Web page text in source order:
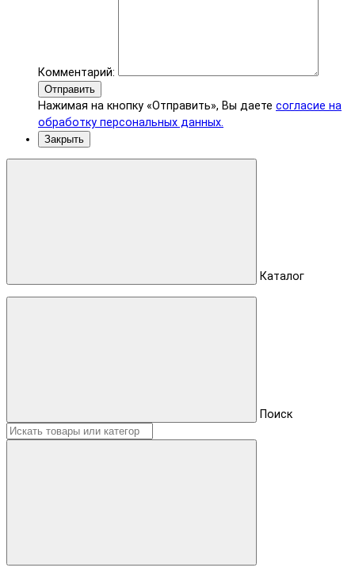
Комментарий:
Отправить
Нажимая на кнопку «Отправить», Вы даете согласие на
обработку персональных данных.
Закрыть
Каталог
Поиск